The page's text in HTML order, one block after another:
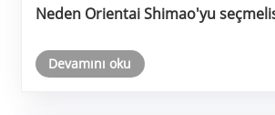
Neden Orientai Shimao'yu
Devamını oku